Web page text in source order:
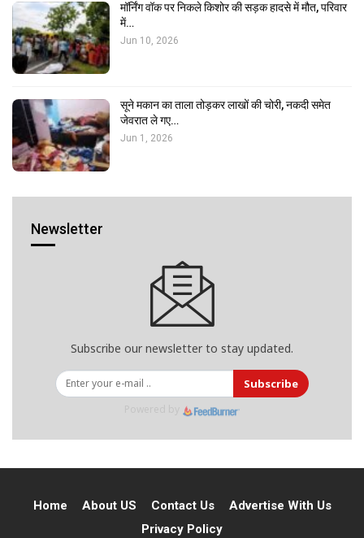
मॉर्निंग वॉक पर निकले किशोर की सड़क हादसे में मौत, परिवार
में…
Jun 10, 2026
सूने मकान का ताला तोड़कर लाखों की चोरी, नकदी समेत
जेवरात ले गए…
Jun 1, 2026
Newsletter
Subscribe our newsletter to stay updated.
Subscribe
Home About US Contact Us
Advertise With Us
Privacy Policy